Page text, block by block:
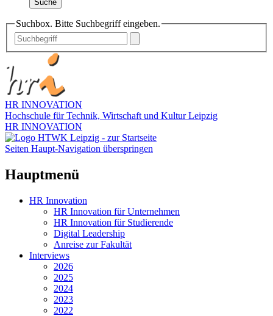
Suche
Suchbox. Bitte Suchbegriff eingeben.
HR INNOVATION
Hochschule für Technik, Wirtschaft und Kultur Leipzig
HR INNOVATION
Seiten Haupt-Navigation überspringen
Hauptmenü
HR Innovation
HR Innovation für Unternehmen
HR Innovation für Studierende
Digital Leadership
Anreise zur Fakultät
Interviews
2026
2025
2024
2023
2022